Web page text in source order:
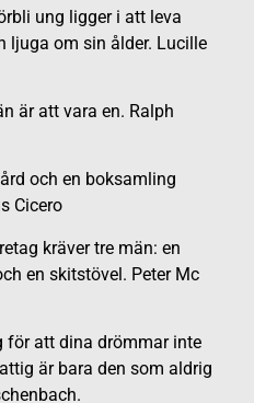
ung ligger i att leva
ljuga om sin ålder. Lucille
är att vara en. Ralph
och en boksamling
Cicero
kräver tre män: en
en skitstövel. Peter Mc
för att dina drömmar inte
är bara den som aldrig